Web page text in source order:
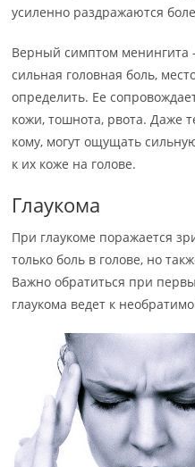
усиленно раздражаются
Верный симптом
сильная головная боль,
определить. Ее
кожи, тошнота, рвота. Даже
кому, могут ощущать
к их коже на голове.
Глаукома
При глаукоме поражается
только боль в голове, но
Важно обратиться при
глаукома ведет к